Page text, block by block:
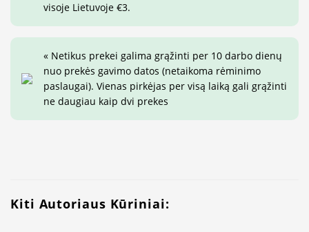
visoje Lietuvoje €3.
« Netikus prekei galima grąžinti per 10 darbo dienų
nuo prekės gavimo datos (netaikoma rėminimo
paslaugai). Vienas pirkėjas per visą laiką gali grąžinti
ne daugiau kaip dvi prekes
Kiti Autoriaus Kūriniai: